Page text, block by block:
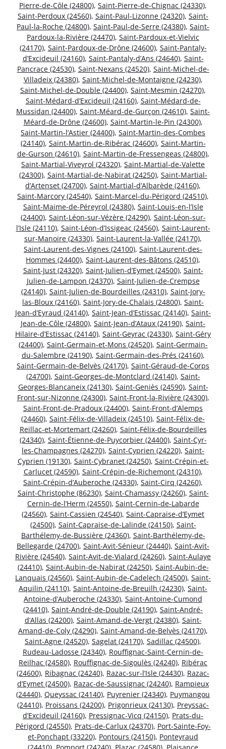
Pierre-de-Côle (24800), Saint-Pierre-de-Chignac (24330),
Saint-Perdoux (24560), Saint-Paul-Lizonne (24320), Saint-
Paul-la-Roche (24800), Saint-Paul-de-Serre (24380), Saint-
Pardoux-la-Rivière (24470), Saint-Pardoux-et-Vielvic
(24170), Saint-Pardoux-de-Drône (24600), Saint-Pantaly-
d’Excideuil (24160), Saint-Pantaly-d’Ans (24640), Saint-
Pancrace (24530), Saint-Nexans (24520), Saint-Michel-de-
Villadeix (24380), Saint-Michel-de-Montaigne (24230),
Saint-Michel-de-Double (24400), Saint-Mesmin (24270),
Saint-Médard-d’Excideuil (24160), Saint-Médard-de-
Mussidan (24400), Saint-Méard-de-Gurçon (24610), Saint-
Méard-de-Drône (24600), Saint-Martin-le-Pin (24300),
Saint-Martin-l’Astier (24400), Saint-Martin-des-Combes
(24140), Saint-Martin-de-Ribérac (24600), Saint-Martin-
de-Gurson (24610), Saint-Martin-de-Fressengeas (24800),
Saint-Martial-Viveyrol (24320), Saint-Martial-de-Valette
(24300), Saint-Martial-de-Nabirat (24250), Saint-Martial-
d’Artenset (24700), Saint-Martial-d’Albarède (24160),
Saint-Marcory (24540), Saint-Marcel-du-Périgord (24510),
Saint-Maime-de-Péreyrol (24380), Saint-Louis-en-l’Isle
(24400), Saint-Léon-sur-Vézère (24290), Saint-Léon-sur-
l’Isle (24110), Saint-Léon-d’Issigeac (24560), Saint-Laurent-
sur-Manoire (24330), Saint-Laurent-la-Vallée (24170),
Saint-Laurent-des-Vignes (24100), Saint-Laurent-des-
Hommes (24400), Saint-Laurent-des-Bâtons (24510),
Saint-Just (24320), Saint-Julien-d’Eymet (24500), Saint-
Julien-de-Lampon (24370), Saint-Julien-de-Crempse
(24140), Saint-Julien-de-Bourdeilles (24310), Saint-Jory-
las-Bloux (24160), Saint-Jory-de-Chalais (24800), Saint-
Jean-d’Eyraud (24140), Saint-Jean-d’Estissac (24140), Saint-
Jean-de-Côle (24800), Saint-Jean-d’Ataux (24190), Saint-
Hilaire-d’Estissac (24140), Saint-Geyrac (24330), Saint-Géry
(24400), Saint-Germain-et-Mons (24520), Saint-Germain-
du-Salembre (24190), Saint-Germain-des-Prés (24160),
Saint-Germain-de-Belvès (24170), Saint-Géraud-de-Corps
(24700), Saint-Georges-de-Montclard (24140), Saint-
Georges-Blancaneix (24130), Saint-Geniès (24590), Saint-
Front-sur-Nizonne (24300), Saint-Front-la-Rivière (24300),
Saint-Front-de-Pradoux (24400), Saint-Front-d’Alemps
(24460), Saint-Félix-de-Villadeix (24510), Saint-Félix-de-
Reillac-et-Mortemart (24260), Saint-Félix-de-Bourdeilles
(24340), Saint-Étienne-de-Puycorbier (24400), Saint-Cyr-
les-Champagnes (24270), Saint-Cyprien (24220), Saint-
Cyprien (19130), Saint-Cybranet (24250), Saint-Crépin-et-
Carlucet (24590), Saint-Crépin-de-Richemont (24310),
Saint-Crépin-d’Auberoche (24330), Saint-Cirq (24260),
Saint-Christophe (86230), Saint-Chamassy (24260), Saint-
Cernin-de-l’Herm (24550), Saint-Cernin-de-Labarde
(24560), Saint-Cassien (24540), Saint-Capraise-d’Eymet
(24500), Saint-Capraise-de-Lalinde (24150), Saint-
Barthélemy-de-Bussière (24360), Saint-Barthélemy-de-
Bellegarde (24700), Saint-Avit-Sénieur (24440), Saint-Avit-
Rivière (24540), Saint-Avit-de-Vialard (24260), Saint-Aulaye
(24410), Saint-Aubin-de-Nabirat (24250), Saint-Aubin-de-
Lanquais (24560), Saint-Aubin-de-Cadelech (24500), Saint-
Aquilin (24110), Saint-Antoine-de-Breuilh (24230), Saint-
Antoine-d’Auberoche (24330), Saint-Antoine-Cumond
(24410), Saint-André-de-Double (24190), Saint-André-
d’Allas (24200), Saint-Amand-de-Vergt (24380), Saint-
Amand-de-Coly (24290), Saint-Amand-de-Belvès (24170),
Saint-Agne (24520), Sagelat (24170), Sadillac (24500),
Rudeau-Ladosse (24340), Rouffignac-Saint-Cernin-de-
Reilhac (24580), Rouffignac-de-Sigoulès (24240), Ribérac
(24600), Ribagnac (24240), Razac-sur-l’Isle (24430), Razac-
d’Eymet (24500), Razac-de-Saussignac (24240), Rampieux
(24440), Queyssac (24140), Puyrenier (24340), Puymangou
(24410), Proissans (24200), Prigonrieux (24130), Preyssac-
d’Excideuil (24160), Pressignac-Vicq (24150), Prats-du-
Périgord (24550), Prats-de-Carlux (24370), Port-Sainte-Foy-
et-Ponchapt (33220), Pontours (24150), Ponteyraud